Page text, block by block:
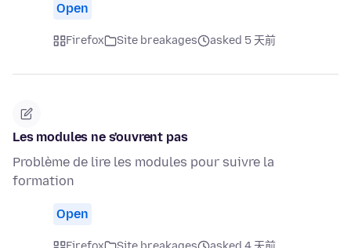
Open
Firefox Site breakages asked 5 天前
Les modules ne s'ouvrent pas
Problème de lire les modules pour suivre la
formation
Open